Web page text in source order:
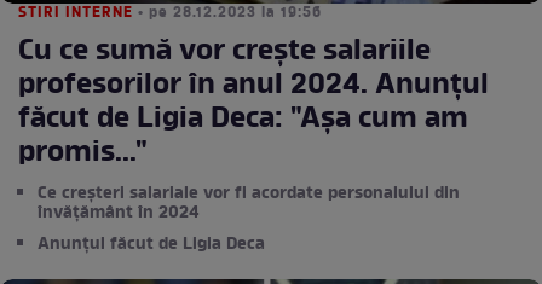
STIRI INTERNE • pe 28.12.2023 la 19:56
Cu ce sumă vor crește salariile
profesorilor în anul 2024. Anunțul
făcut de Ligia Deca: "Așa cum am
promis..."
Ce creșteri salariale vor fi acordate personalului din
învățământ în 2024
Anunțul făcut de Ligia Deca